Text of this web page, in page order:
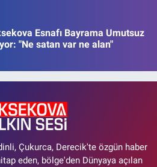
Esnafı Bayrama Umutsuz
"Ne satan var ne alan"
Çukurca, Derecik'te özgün haber
eden, bölge'den Dünyaya açılan